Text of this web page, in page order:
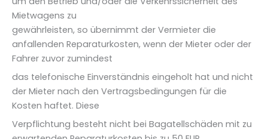
Mietwagens zu
gewährleisten, so übernimmt der Vermieter die
anfallenden Reparaturkosten, wenn der Mieter oder der
Fahrer zuvor zumindest
das telefonische Einverständnis eingeholt hat und nicht
der Mieter nach den Vertragsbedingungen für die
Kosten haftet. Diese
Verpflichtung besteht nicht bei Bagatellschäden mit zu